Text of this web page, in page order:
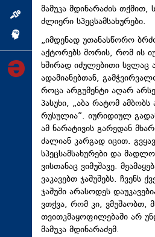
ინქვიზიცია
მამუკა მდინარაძის თქმით,
ძლიერი სპეცსამსახურები.
„იმდენად უთანასწორო
აქტორებს შორის, რომ ის
ხშირად იძულებითი სვლაც
ადამიანებთან,
როცა არგუმენტი აღარ
პასუხი, „აბა რატომ
რუსულია“. იურიდიულ
ამ ნარატივის გარედან
ძალიან კარგად იცით.
სპეცსამსახურები და
ვისთანაც ვიმუშავე.
ვაკავებთ ჯაშუშებს. ჩვენს
ჯაშუში არასოდეს
ვთქვა, რომ კი, ვმუშაობთ,
თვითკმაყოფილებაში არ
მამუკა მდინარაძემ.